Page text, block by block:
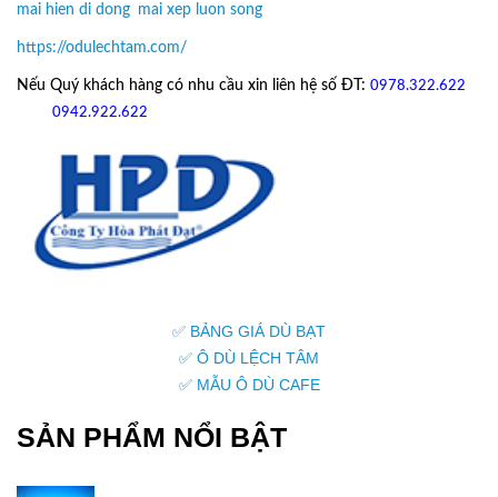
mai hien di dong mai xep luon song
https://odulechtam.com/
Nếu Quý khách hàng có nhu cầu xin liên hệ số ĐT: 0978.322.622
0942.922.622
✅ BẢNG GIÁ DÙ BẠT
✅ Ô DÙ LỆCH TÂM
✅ MẪU Ô DÙ CAFE
SẢN PHẨM NỔI BẬT